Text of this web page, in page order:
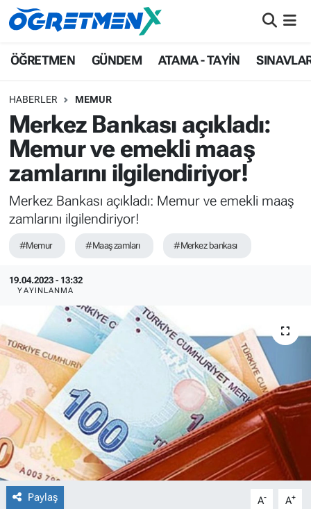
ÖĞRETMEN GÜNDEM ATAMA - TAYİN
HABERLER MEMUR
Merkez Bankası açıkladı:
Memur ve emekli maaş
zamlarını ilgilendiriyor!
Merkez Bankası açıkladı: Memur ve emekli maaş
zamlarını ilgilendiriyor!
#Memur #Maaş zamları #Merkez bankası
19.04.2023 - 13:32
YAYINLANMA
Paylaş A- A+
ÖĞRETMEN
ATAMA - TAYİN
SINAVLAR
HAYATIN İÇİNDEN
UZMAN ÖĞRETMENLİK
İstanbul Nöbetçi Eczaneler
İstanbul Namaz Vakitleri
İstanbul Trafik Yoğunluk Haritası
Süper Lig Puan Durumu ve Fikstür
Tüm Manşetler